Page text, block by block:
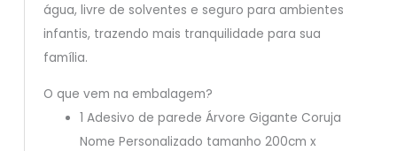
água, livre de solventes e seguro para ambientes
infantis, trazendo mais tranquilidade para sua
família.
O que vem na embalagem?
1 Adesivo de parede Árvore Gigante Coruja
Nome Personalizado tamanho 200cm x